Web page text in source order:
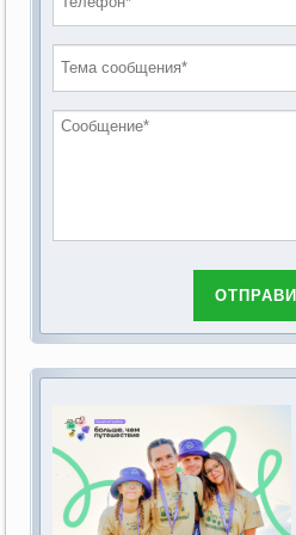
обсуждению Федерального
основах социального
2019 год
2018 год